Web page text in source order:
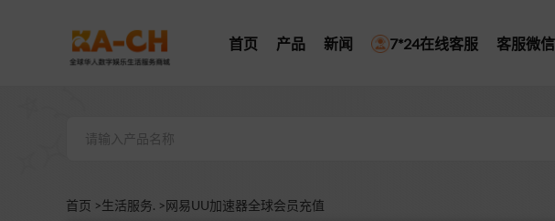
首页 产品 新闻 7*24在线客服 客服微信
首页 >生活服务. >网易UU加速器全球会员充值